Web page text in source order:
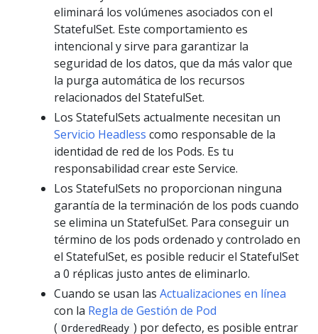
eliminará los volúmenes asociados con el
StatefulSet. Este comportamiento es
intencional y sirve para garantizar la
seguridad de los datos, que da más valor que
la purga automática de los recursos
relacionados del StatefulSet.
Los StatefulSets actualmente necesitan un
Servicio Headless como responsable de la
identidad de red de los Pods. Es tu
responsabilidad crear este Service.
Los StatefulSets no proporcionan ninguna
garantía de la terminación de los pods cuando
se elimina un StatefulSet. Para conseguir un
término de los pods ordenado y controlado en
el StatefulSet, es posible reducir el StatefulSet
a 0 réplicas justo antes de eliminarlo.
Cuando se usan las Actualizaciones en línea
con la Regla de Gestión de Pod
( OrderedReady ) por defecto, es posible entrar